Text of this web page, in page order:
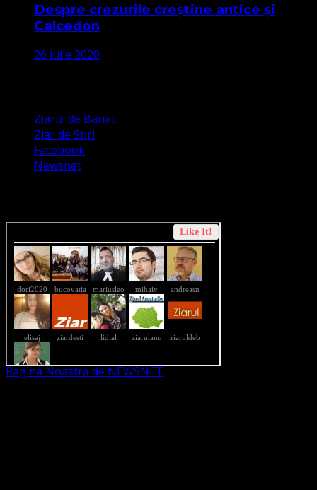
Despre crezurile creștine antice și
Calcedon
26 iulie 2020
Ziarul de Banat
Ziar de Stiri
Facebook
Newsnet
Pagina Noastră de NEWSNET